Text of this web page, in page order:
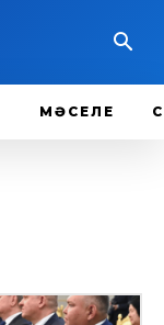
МӘСЕЛЕ